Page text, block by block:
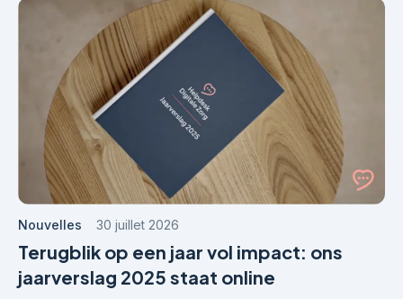
Nouvelles 30 juillet 2026
Terugblik op een jaar vol impact: ons
jaarverslag 2025 staat online